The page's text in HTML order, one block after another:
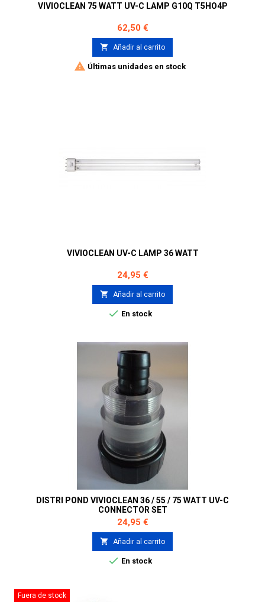
VIVIOCLEAN 75 WATT UV-C LAMP G10Q T5HO4P
Precio
62,50 €
 Añadir al carrito
 Últimas unidades en stock
VIVIOCLEAN UV-C LAMP 36 WATT
Precio
24,95 €
 Añadir al carrito
 En stock
DISTRI POND VIVIOCLEAN 36 / 55 / 75 WATT UV-C
CONNECTOR SET
Precio
24,95 €
 Añadir al carrito
 En stock
Fuera de stock